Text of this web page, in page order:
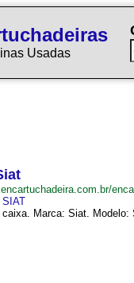
Usadas
SIAT
caixa. Marca: Siat.